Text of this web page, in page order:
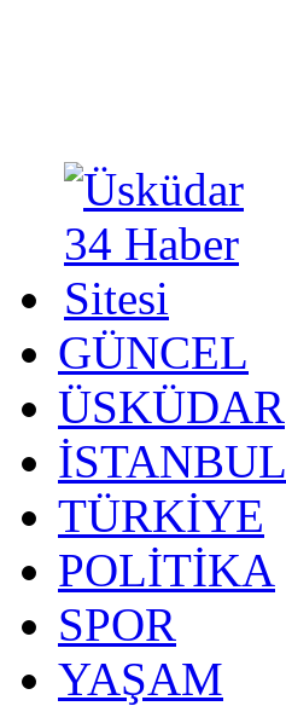
GÜNCEL
ÜSKÜDAR
İSTANBUL
TÜRKİYE
POLİTİKA
SPOR
YAŞAM